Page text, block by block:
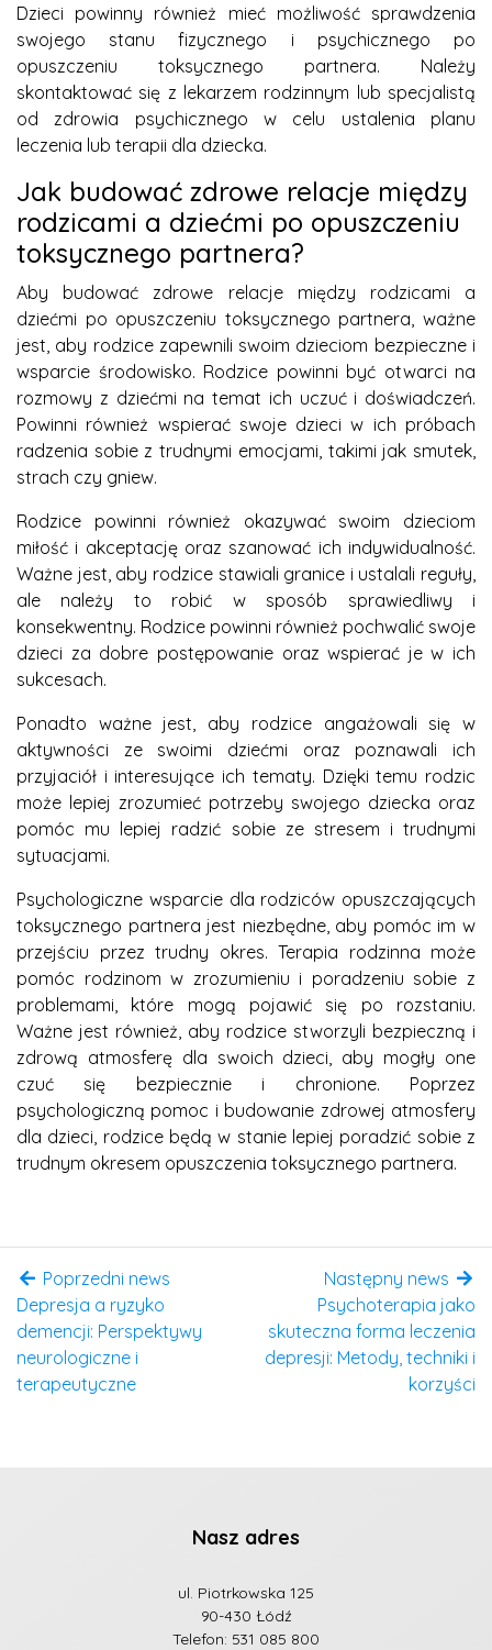
Dzieci powinny również mieć możliwość sprawdzenia
swojego stanu fizycznego i psychicznego po
opuszczeniu toksycznego partnera. Należy
skontaktować się z lekarzem rodzinnym lub specjalistą
od zdrowia psychicznego w celu ustalenia planu
leczenia lub terapii dla dziecka.
Jak budować zdrowe relacje między
rodzicami a dziećmi po opuszczeniu
toksycznego partnera?
Aby budować zdrowe relacje między rodzicami a
dziećmi po opuszczeniu toksycznego partnera, ważne
jest, aby rodzice zapewnili swoim dzieciom bezpieczne i
wsparcie środowisko. Rodzice powinni być otwarci na
rozmowy z dziećmi na temat ich uczuć i doświadczeń.
Powinni również wspierać swoje dzieci w ich próbach
radzenia sobie z trudnymi emocjami, takimi jak smutek,
strach czy gniew.
Rodzice powinni również okazywać swoim dzieciom
miłość i akceptację oraz szanować ich indywidualność.
Ważne jest, aby rodzice stawiali granice i ustalali reguły,
ale należy to robić w sposób sprawiedliwy i
konsekwentny. Rodzice powinni również pochwalić swoje
dzieci za dobre postępowanie oraz wspierać je w ich
sukcesach.
Ponadto ważne jest, aby rodzice angażowali się w
aktywności ze swoimi dziećmi oraz poznawali ich
przyjaciół i interesujące ich tematy. Dzięki temu rodzic
może lepiej zrozumieć potrzeby swojego dziecka oraz
pomóc mu lepiej radzić sobie ze stresem i trudnymi
sytuacjami.
Psychologiczne wsparcie dla rodziców opuszczających
toksycznego partnera jest niezbędne, aby pomóc im w
przejściu przez trudny okres. Terapia rodzinna może
pomóc rodzinom w zrozumieniu i poradzeniu sobie z
problemami, które mogą pojawić się po rozstaniu.
Ważne jest również, aby rodzice stworzyli bezpieczną i
zdrową atmosferę dla swoich dzieci, aby mogły one
czuć się bezpiecznie i chronione. Poprzez
psychologiczną pomoc i budowanie zdrowej atmosfery
dla dzieci, rodzice będą w stanie lepiej poradzić sobie z
trudnym okresem opuszczenia toksycznego partnera.
Poprzedni news
Depresja a ryzyko
demencji: Perspektywy
neurologiczne i
terapeutyczne
Następny news
Psychoterapia jako
skuteczna forma leczenia
depresji: Metody, techniki i
korzyści
Nasz adres
ul. Piotrkowska 125
90-430 Łódź
Telefon: 531 085 800